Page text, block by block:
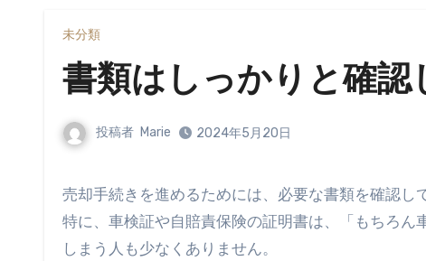
未分類
書類はしっかりと確認
投稿者 Marie 2024年5月20日
売却手続きを進めるためには、必要な書類を確認
特に、車検証や自賠責保険の証明書は、「もちろ
しまう人も少なくありません。